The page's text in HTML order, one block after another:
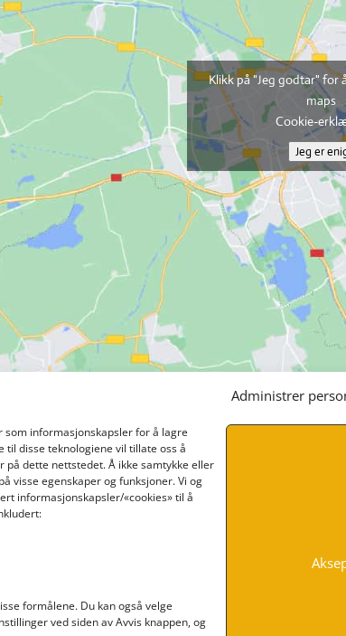
Administrer
som informasjonskapsler for å lagre
disse teknologiene vil tillate oss å
dette nettstedet. Å ikke samtykke eller
visse egenskaper og funksjoner. Vi og
informasjonskapsler/«cookies» til å
formålene. Du kan også velge
ved siden av Avvis knappen, og
Klikk på "Jeg godtar" for
maps
Cookie-
Jeg er